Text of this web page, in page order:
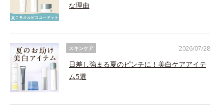
な理由
スキンケア
日差し強まる夏のピンチに！美白ケアアイテ
ム5選
2026/07/28